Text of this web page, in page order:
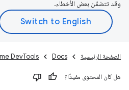
وقد تتضمّن بعض الأخطاء.
الصفحة الرئيسية Docs
DevTools
هل كان المحتوى مفيدًا؟